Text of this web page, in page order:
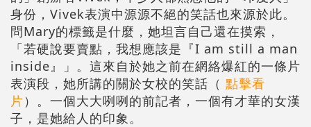
身份，Vivek表演中源源不絕的笑話也來源於此。
問Mary的標籤是什麼，她坦言自己還在摸索，
「若硬說要賣點，我想應該是『I am still a man
inside』」。這來自於她之前在網絡爆紅的一條片
表演段，她所講的關於女校的笑話（ 點擊看
片）。一個大大咧咧的前記者，一個有才華的女漢
子，是她給人的印象。